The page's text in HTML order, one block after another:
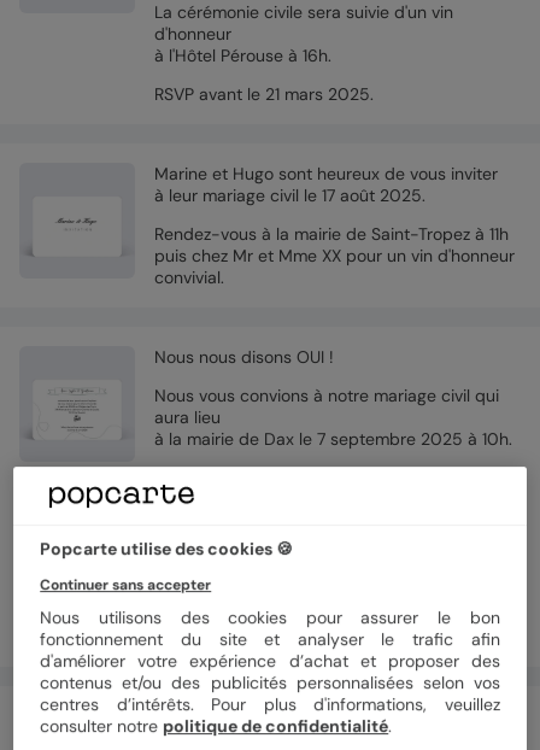
La cérémonie civile sera suivie d'un vin
d'honneur
à l'Hôtel Pérouse à 16h.
RSVP avant le 21 mars 2025.
Marine et Hugo sont heureux de vous inviter
à leur mariage civil le 17 août 2025.
Rendez-vous à la mairie de Saint-Tropez à 11h
puis chez Mr et Mme XX pour un vin d'honneur
convivial.
Nous nous disons OUI !
Nous vous convions à notre mariage civil qui
aura lieu
à la mairie de Dax le 7 septembre 2025 à 10h.
entourer d'amour pour ce grand moment.
La cérémonie civile sera suivie d'un vin
d'honneur au Restaurant de la Villa Dacquoise.
Dress code : pastel !
Émilie & Lucas
C'est parti pour la grande aventure du mariage
!
Popcarte utilise des cookies 🍪
Continuer sans accepter
Nous utilisons des cookies pour assurer le bon
fonctionnement du site et analyser le trafic afin
d'améliorer votre expérience d’achat et proposer des
contenus et/ou des publicités personnalisées selon vos
centres d’intérêts. Pour plus d'informations, veuillez
consulter notre politique de confidentialité.